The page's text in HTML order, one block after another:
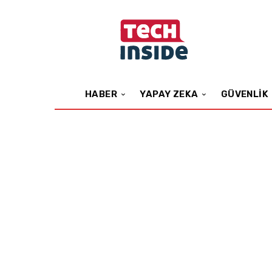
HABER YAPAY ZEKA GÜVENLIK